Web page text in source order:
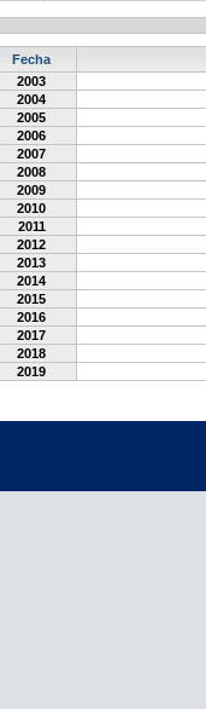
Fecha
2003
2004
2005
2006
2007
2008
2009
2010
2011
2012
2013
2014
2015
2016
2017
2018
2019